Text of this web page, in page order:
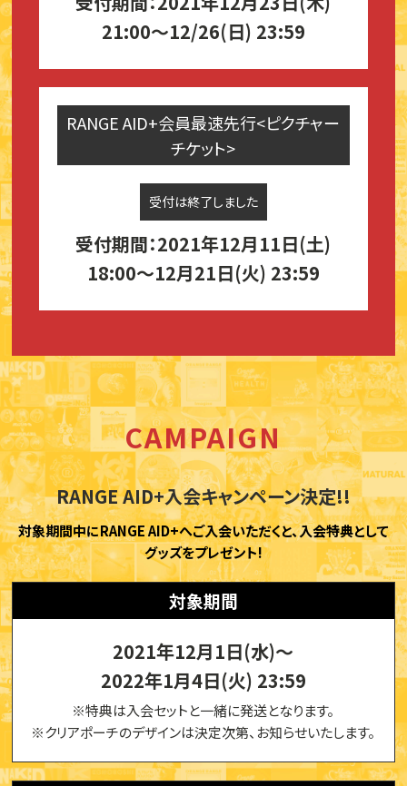
21:00～12/26(日) 23:59
RANGE AID+会員最速先行<ピクチャー
チケット>
受付は終了しました
受付期間：2021年12月11日(土)
18:00～12月21日(火) 23:59
CAMPAIGN
RANGE AID+入会キャンペーン決定!!
対象期間中にRANGE AID+へご入会いただくと、入会特典として
グッズをプレゼント!
対象期間
2021年12月1日(水)〜
2022年1月4日(火) 23:59
※特典は入会セットと一緒に発送となります。
※クリアポーチのデザインは決定次第、お知らせいたします。